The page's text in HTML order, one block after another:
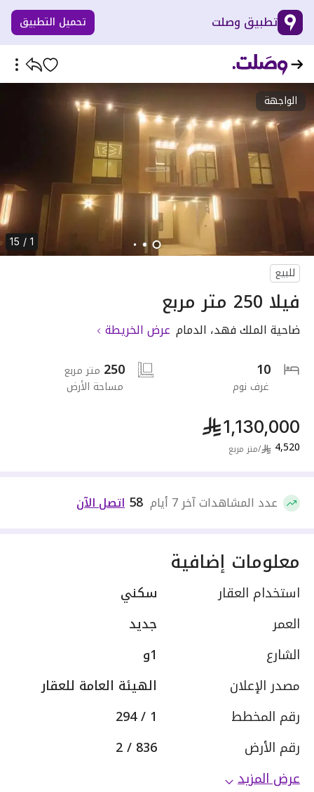
تطبيق وصلت تحميل التطبيق
الواجهة
1 / 15
للبيع
فيلا 250 متر مربع
ضاحية الملك فهد، الدمام عرض الخريطة
10
غرف نوم
250 متر مربع
مساحة الأرض
1,130,000
4,520
/متر مربع
عدد المشاهدات آخر 7 أيام 58 اتصل الآن
معلومات إضافية
استخدام العقار
سكني
العمر
جديد
الشارع
1و
مصدر الإعلان
الهيئة العامة للعقار
رقم المخطط
1 / 294
رقم الأرض
836 / 2
عرض المزيد